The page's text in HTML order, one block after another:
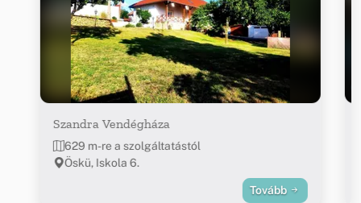
Szandra Vendégháza
629 m-re a szolgáltatástól
Öskü, Iskola 6.
Tovább